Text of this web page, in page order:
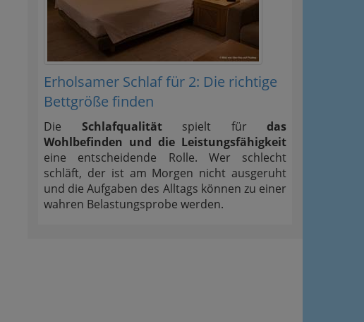
Erholsamer Schlaf für 2: Die richtige
Bettgröße finden
Die Schlafqualitätspielt für das
Wohlbefinden und die Leistungsfähigkeit
eine entscheidende Rolle. Wer schlecht
schläft, der ist am Morgen nicht ausgeruht
und die Aufgaben des Alltags können zu einer
wahren Belastungsprobe werden.